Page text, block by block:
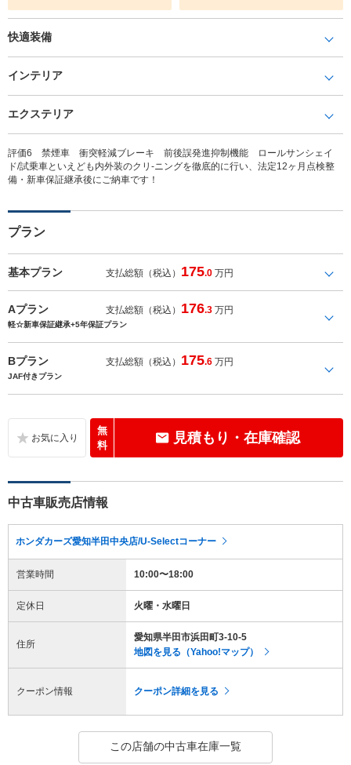
快適装備
インテリア
エクステリア
評価6 禁煙車 衝突軽減ブレーキ 前後誤発進抑制機能 ロールサンシェイ
ド/試乗車といえども内外装のクリ-ニングを徹底的に行い、法定12ヶ月点検整
備・新車保証継承後にご納車です！
プラン
基本プラン 支払総額（税込） 175.0 万円
Aプラン 支払総額（税込） 176.3 万円
軽☆新車保証継承+5年保証プラン
Bプラン 支払総額（税込） 175.6 万円
JAF付きプラン
無
料
見積もり・在庫確認
中古車販売店情報
ホンダカーズ愛知半田中央店/U-Selectコーナー
営業時間 10:00〜18:00
定休日 火曜・水曜日
住所
愛知県半田市浜田町3-10-5
地図を見る（Yahoo!マップ）
クーポン情報 クーポン詳細を見る
この店舗の中古車在庫一覧